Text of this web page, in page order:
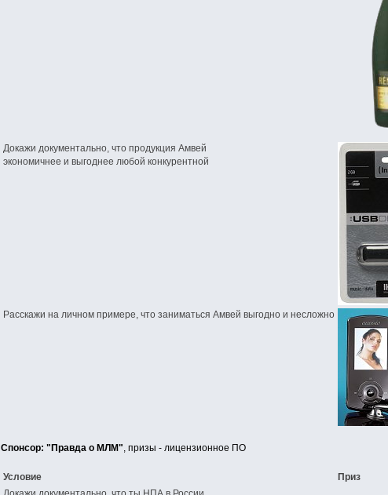
Докажи документально, что продукция Амвей
экономичнее и выгоднее любой конкурентной
Расскажи на личном примере, что заниматься Амвей выгодно и несложно
Спонсор: "Правда о МЛМ", призы - лицензионное ПО
Условие Приз